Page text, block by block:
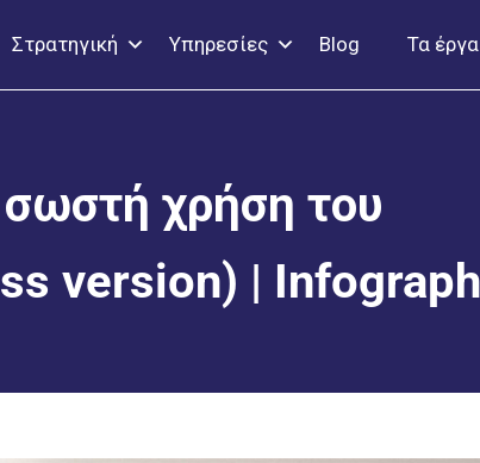
Στρατηγική Υπηρεσίες Blog Τα
χρήση του
version) |